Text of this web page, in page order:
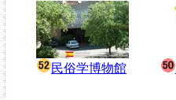
民俗学博物館